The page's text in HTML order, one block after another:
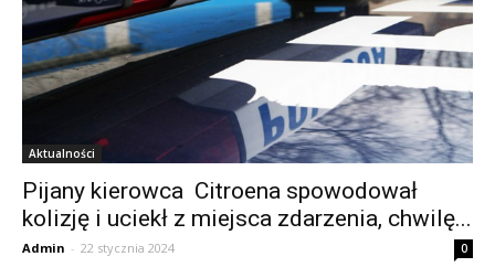
Aktualności
Pijany kierowca Citroena spowodował
kolizję i uciekł z miejsca zdarzenia, chwilę...
Admin - 22 stycznia 2024 0